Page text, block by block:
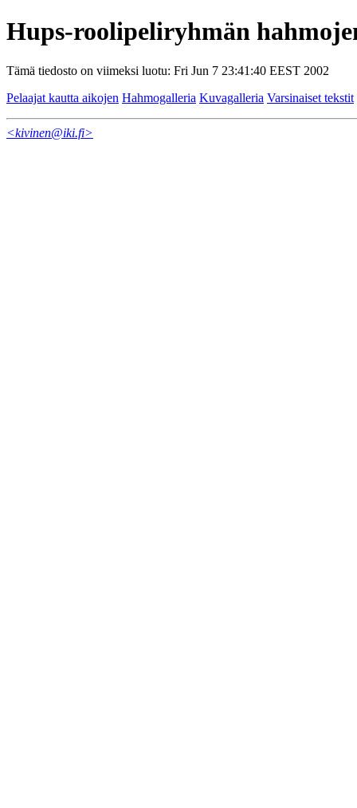
Hups-roolipeliryhmän
Tämä tiedosto on viimeksi luotu: Fri Jun 7 23:41:40 EEST 2002
Pelaajat kautta aikojen Hahmogalleria Kuvagalleria Varsinaiset tekstit
<kivinen@iki.fi>